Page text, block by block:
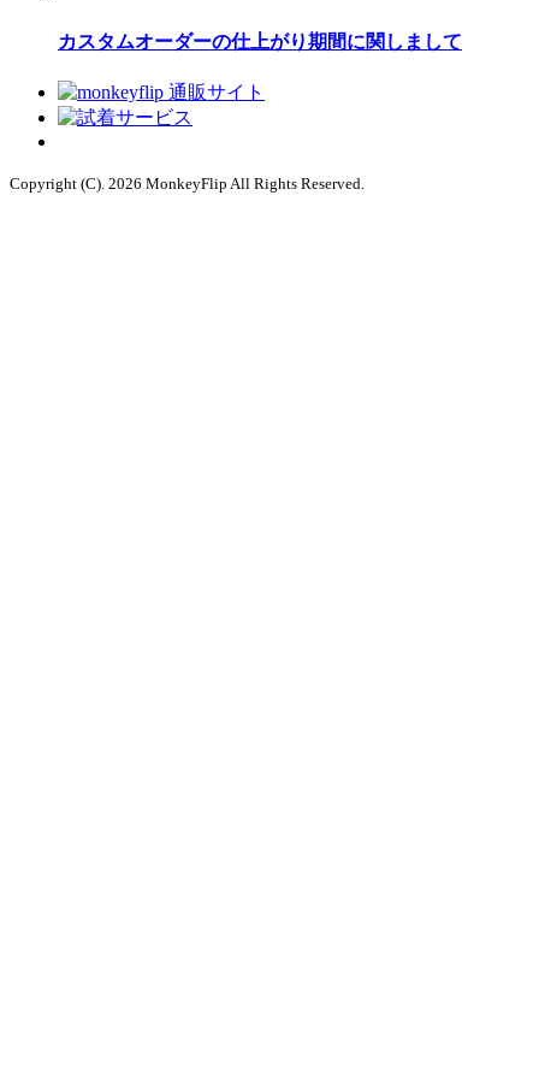
カスタムオーダーの仕上がり期間に関しまして
Copyright (C). 2026 MonkeyFlip All Rights Reserved.